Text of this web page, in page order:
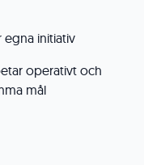
egna initiativ
operativt och
mål